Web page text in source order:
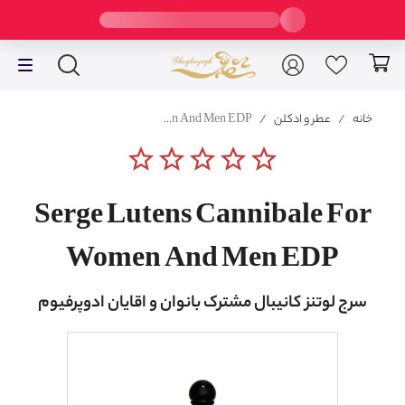
خانه / عطر و ادکلن /
Serge Lutens Cannibale For Women And Men EDP
star_borderstar_borderstar_borderstar_borderstar_border
Serge Lutens Cannibale For
Women And Men EDP
سرج لوتنز کانیبال مشترک بانوان و اقایان ادوپرفیوم